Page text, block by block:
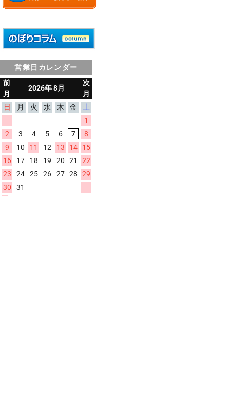
営業日カレンダー